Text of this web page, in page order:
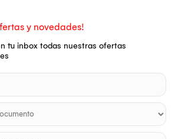
y novedades!
tu inbox todas nuestras ofertas